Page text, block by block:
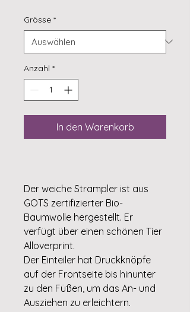
Grösse *
Anzahl *
In den Warenkorb
Der weiche Strampler ist aus
GOTS zertifizierter Bio-
Baumwolle hergestellt. Er
verfügt über einen schönen Tier
Alloverprint.
Der Einteiler hat Druckknöpfe
auf der Frontseite bis hinunter
zu den Füßen, um das An- und
Ausziehen zu erleichtern.